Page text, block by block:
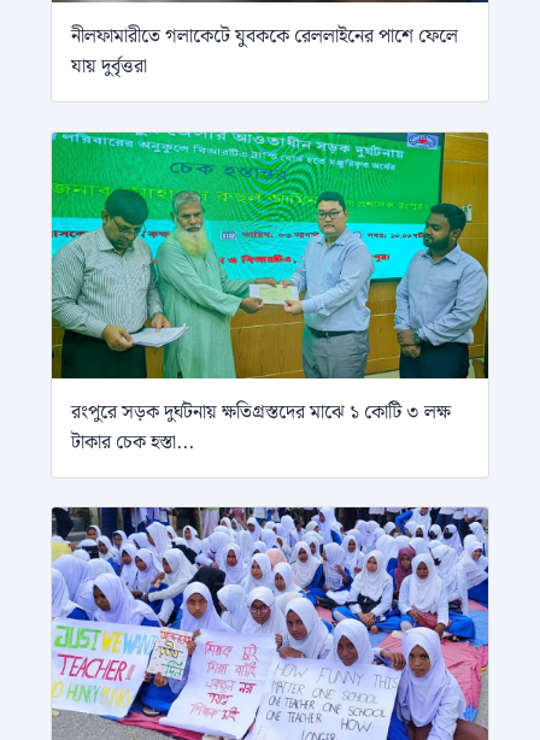
নীলফামারীতে গলাকেটে যুবককে রেললাইনের পাশে ফেলে
যায় দুর্বৃত্তরা
রংপুরে সড়ক দুর্ঘটনায় ক্ষতিগ্রস্তদের মাঝে ১ কোটি ৩ লক্ষ
টাকার চেক হস্তা...